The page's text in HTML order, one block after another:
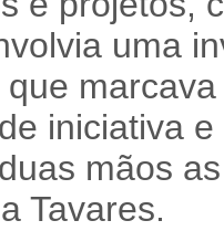
uma
iniciativa
mãos
Tavares.